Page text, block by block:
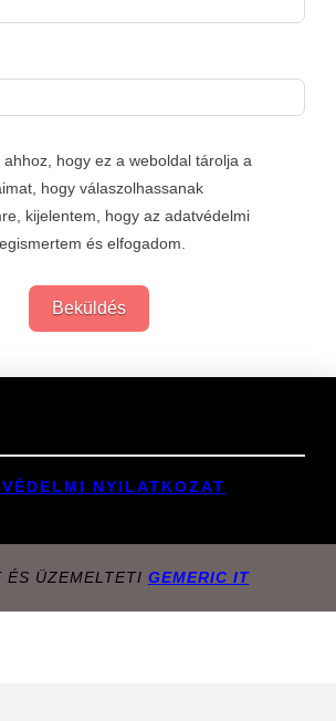
ahhoz, hogy ez a weboldal tárolja a
hogy válaszolhassanak
kijelentem, hogy az adatvédelmi
és elfogadom.
Beküldés
NYILATKOZAT
ÉS ÜZEMELTETI GEMERIC IT